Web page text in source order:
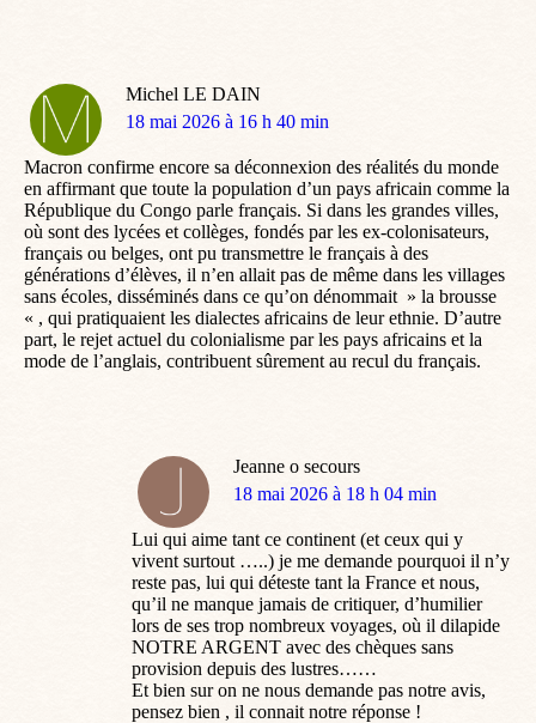
Michel LE DAIN
dit
18 mai 2026 à 16 h 40 min
Macron confirme encore sa déconnexion des réalités du monde
en affirmant que toute la population d’un pays africain comme la
République du Congo parle français. Si dans les grandes villes,
où sont des lycées et collèges, fondés par les ex-colonisateurs,
français ou belges, ont pu transmettre le français à des
générations d’élèves, il n’en allait pas de même dans les villages
sans écoles, disséminés dans ce qu’on dénommait » la brousse
« , qui pratiquaient les dialectes africains de leur ethnie. D’autre
part, le rejet actuel du colonialisme par les pays africains et la
mode de l’anglais, contribuent sûrement au recul du français.
Jeanne o secours
dit
18 mai 2026 à 18 h 04 min
Lui qui aime tant ce continent (et ceux qui y
vivent surtout …..) je me demande pourquoi il n’y
reste pas, lui qui déteste tant la France et nous,
qu’il ne manque jamais de critiquer, d’humilier
lors de ses trop nombreux voyages, où il dilapide
NOTRE ARGENT avec des chèques sans
provision depuis des lustres……
Et bien sur on ne nous demande pas notre avis,
pensez bien , il connait notre réponse !